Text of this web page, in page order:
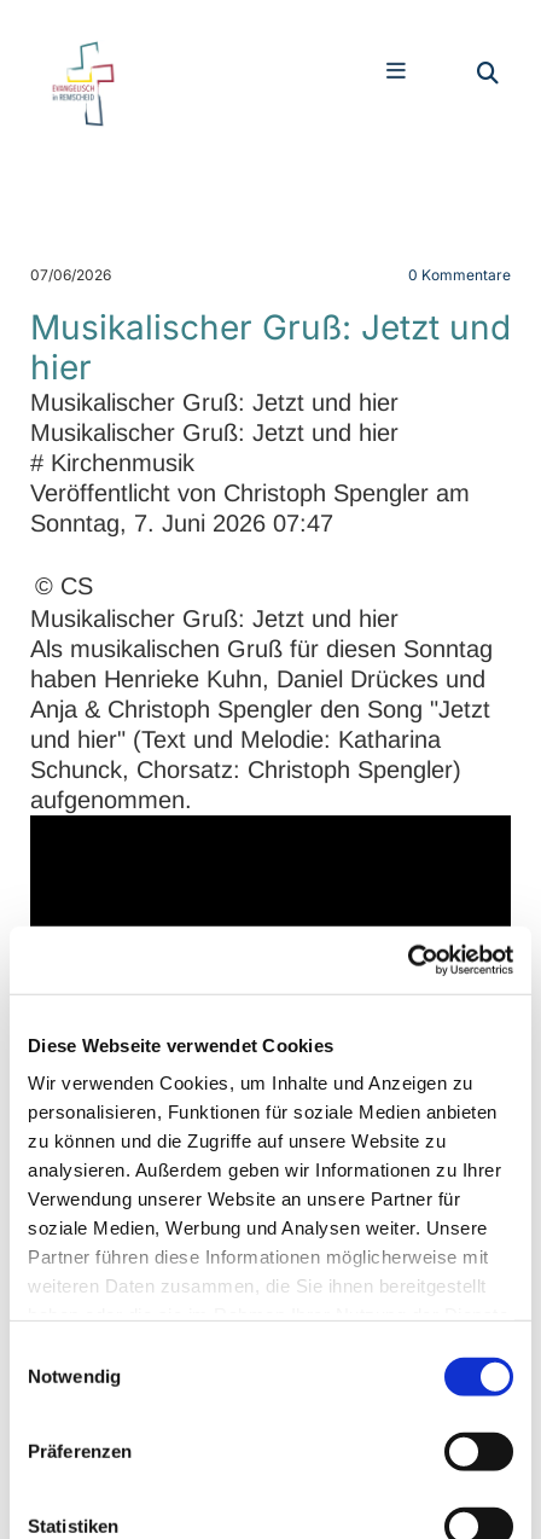
Diese Webseite verwendet Cookies
Wir verwenden Cookies, um Inhalte und Anzeigen zu
personalisieren, Funktionen für soziale Medien anbieten
zu können und die Zugriffe auf unsere Website zu
analysieren. Außerdem geben wir Informationen zu Ihrer
Verwendung unserer Website an unsere Partner für
soziale Medien, Werbung und Analysen weiter. Unsere
Partner führen diese Informationen möglicherweise mit
weiteren Daten zusammen, die Sie ihnen bereitgestellt
Notwendig
Präferenzen
Statistiken
07/06/2026 0 Kommentare
Musikalischer Gruß: Jetzt und
hier
Musikalischer Gruß: Jetzt und hier
Musikalischer Gruß: Jetzt und hier
# Kirchenmusik
Veröffentlicht von Christoph Spengler am
Sonntag, 7. Juni 2026 07:47
© CS
Musikalischer Gruß: Jetzt und hier
Als musikalischen Gruß für diesen Sonntag
haben Henrieke Kuhn, Daniel Drückes und
Anja & Christoph Spengler den Song "Jetzt
und hier" (Text und Melodie: Katharina
Schunck, Chorsatz: Christoph Spengler)
aufgenommen.
Wir wünschen einen gesegneten Sonntag!
Seien Sie behütet!
Dies könnte Sie auch interessieren